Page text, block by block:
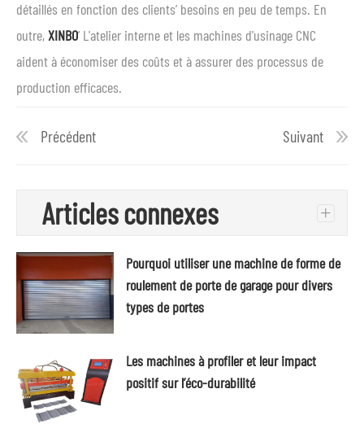
détaillés en fonction des clients’ besoins en peu de temps. En
outre,XINBO‘ L'atelier interne et les machines d'usinage CNC
aident à économiser des coûts et à assurer des processus de
production efficaces.
Précédent Suivant
Articles connexes +
Pourquoi utiliser une machine de forme de
roulement de porte de garage pour divers
types de portes
Les machines à profiler et leur impact
positif sur l’éco-durabilité